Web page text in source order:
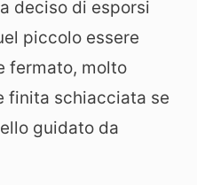
deciso di esporsi
piccolo essere
fermato, molto
finita schiacciata se
guidato da